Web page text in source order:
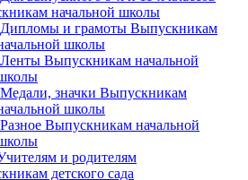
начальной школы
Дипломы и грамоты Выпускникам
школы
Ленты Выпускникам начальной
Медали, значки Выпускникам
школы
Разное Выпускникам начальной
и родителям
детского сада